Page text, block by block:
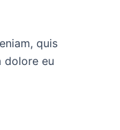
quis
dolore eu